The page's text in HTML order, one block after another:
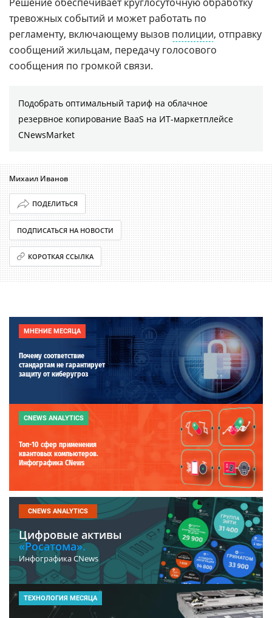
тревожных событий и может работать по
регламенту, включающему вызов полиции, отправку
сообщений жильцам, передачу голосового
сообщения по громкой связи.
Подобрать оптимальный тариф на облачное
резервное копирование BaaS на ИТ-маркетплейсе
CNewsMarket
Михаил Иванов
ПОДЕЛИТЬСЯ
ПОДПИСАТЬСЯ НА НОВОСТИ
КОРОТКАЯ ССЫЛКА
МНЕНИЕ МЕСЯЦА
Почему соответствие
стандартам не гарантирует
защиту от киберугроз
CNEWS ANALYTICS
Топ-10 сфер применения
квантовых компьютеров.
Инфографика CNews
CNEWS ANALYTICS
Цифровые активы
«Росатома».
Инфографика CNews
ТЕХНОЛОГИЯ МЕСЯЦА